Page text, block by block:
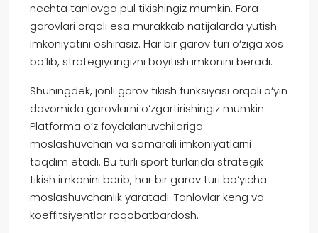
nechta tanlovga pul tikishingiz mumkin. Fora
garovlari orqali esa murakkab natijalarda yutish
imkoniyatini oshirasiz. Har bir garov turi o‘ziga xos
bo‘lib, strategiyangizni boyitish imkonini beradi.
Shuningdek, jonli garov tikish funksiyasi orqali o‘yin
davomida garovlarni o‘zgartirishingiz mumkin.
Platforma o‘z foydalanuvchilariga
moslashuvchan va samarali imkoniyatlarni
taqdim etadi. Bu turli sport turlarida strategik
tikish imkonini berib, har bir garov turi bo‘yicha
moslashuvchanlik yaratadi. Tanlovlar keng va
koeffitsiyentlar raqobatbardosh.